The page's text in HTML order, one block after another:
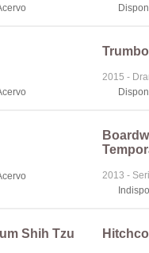
2015 -
2013 -
Shih Tzu